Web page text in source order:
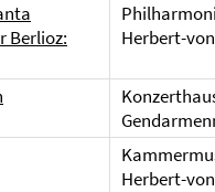
Berlioz:
Herbert-
Herbert-